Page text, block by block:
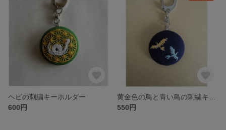
ヘビの刺繍キーホルダー
600円
550円